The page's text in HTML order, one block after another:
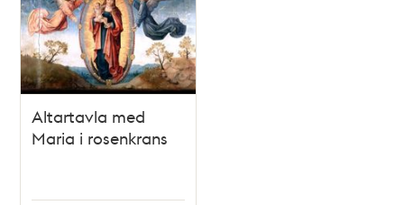
Altartavla med
Maria i rosenkrans